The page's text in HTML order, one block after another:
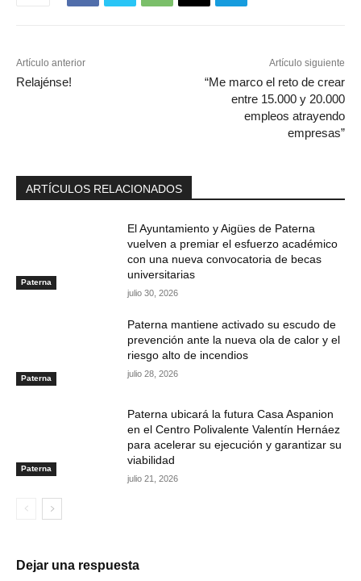
Artículo anterior
Relajénse!
Artículo siguiente
“Me marco el reto de crear
entre 15.000 y 20.000
empleos atrayendo
empresas”
ARTÍCULOS RELACIONADOS
Paterna
El Ayuntamiento y Aigües de Paterna
vuelven a premiar el esfuerzo académico
con una nueva convocatoria de becas
universitarias
julio 30, 2026
Paterna
Paterna mantiene activado su escudo de
prevención ante la nueva ola de calor y el
riesgo alto de incendios
julio 28, 2026
Paterna
Paterna ubicará la futura Casa Aspanion
en el Centro Polivalente Valentín Hernáez
para acelerar su ejecución y garantizar su
viabilidad
julio 21, 2026
Dejar una respuesta